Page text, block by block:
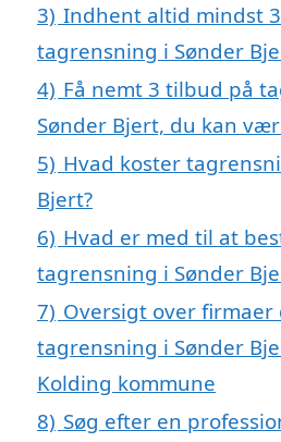
3) Indhent altid mindst
tagrensning i Sønder
4) Få nemt 3 tilbud på
Sønder Bjert, du kan
5) Hvad koster
Bjert?
6) Hvad er med til at
tagrensning i Sønder
7) Oversigt over
tagrensning i Sønder
Kolding kommune
8) Søg efter en